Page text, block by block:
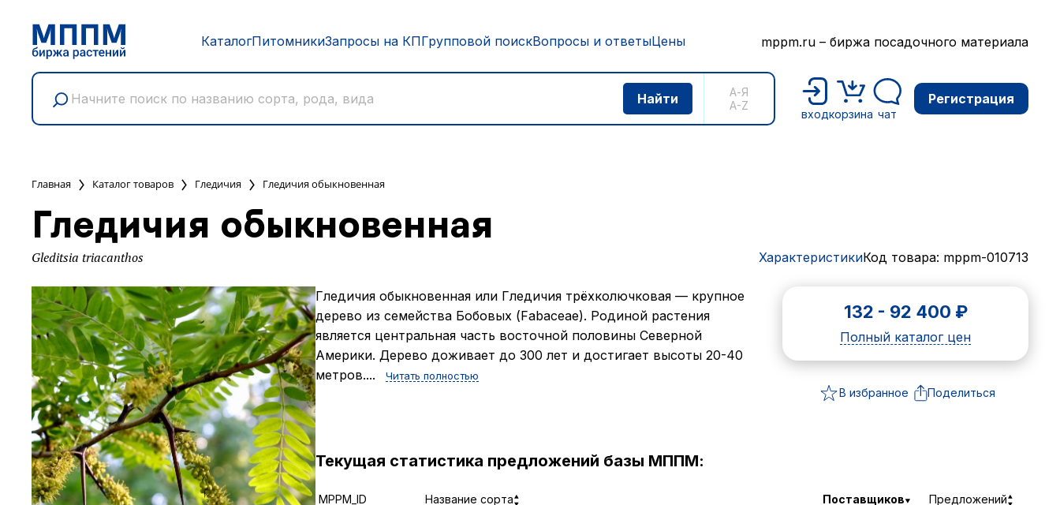
КаталогПитомникиЗапросы на КПГрупповой поискВопросы и ответыЦены mppm.ru – биржа посадочного материала
А-Я
A-Z
входкорзина чат
Регистрация
Главная Каталог товаров Гледичия Гледичия обыкновенная
Гледичия обыкновенная
Gleditsia triacanthos ХарактеристикиКод товара: mppm-010713
Гледичия обыкновенная или Гледичия трёхколючковая — крупное
дерево из семейства Бобовых (Fabaceae). Родиной растения
является центральная часть восточной половины Северной
Америки. Дерево доживает до 300 лет и достигает высоты 20-40
метров....
Читать полностью
132 - 92 400 ₽
Полный каталог цен
В избранное Поделиться
Текущая статистика предложений базы МППМ:
MPPM_ID Название сорта Поставщиков
Предложений